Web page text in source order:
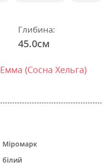
Глибина:
45.0см
Емма (Сосна Хельга)
Міромарк
білий